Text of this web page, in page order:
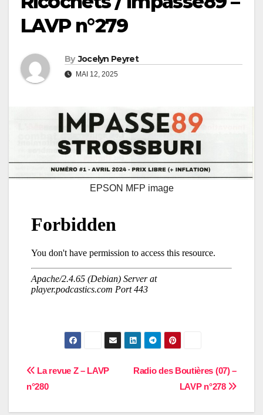
LAVP n°279
By Jocelyn Peyret
MAI 12, 2025
EPSON MFP image
Navigation
Radio des Boutières (07) –
LAVP n°278
La revue Z – LAVP
n°280